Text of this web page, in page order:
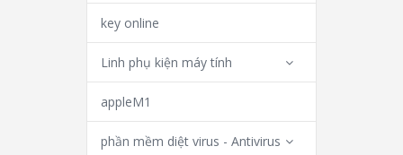
key online
Linh phụ kiện máy tính
appleM1
phần mềm diệt virus - Antivirus